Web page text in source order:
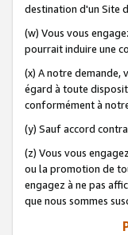
destination d'un Site
(w) Vous vous
pourrait induire une
(x) A notre demande,
égard à toute
conformément à
(y) Sauf accord
(z) Vous vous
ou la promotion de
engagez à ne pas
que nous sommes